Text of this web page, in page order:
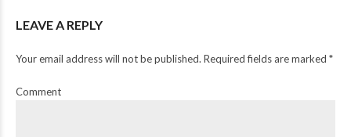
LEAVE A REPLY
Your email address will not be published. Required fields are marked *
Comment